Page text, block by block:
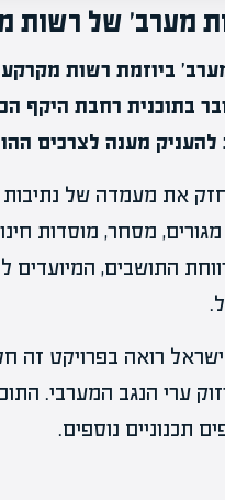
מערב' של רשות
ביוזמת רשות
להעניק מענה לצרכים
את מעמדה של נתיבות
מסחר, מוסדות
התושבים,
רואה בפרויקט זה
ערי הנגב המערבי.
תכנוניים נוספים.